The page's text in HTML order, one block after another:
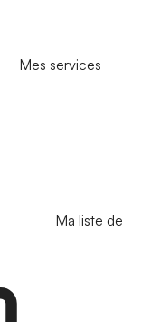
Mes services
Ma liste de